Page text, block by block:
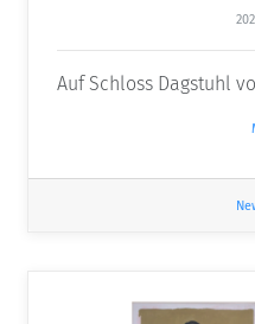
Auf Schloss Dagstuhl